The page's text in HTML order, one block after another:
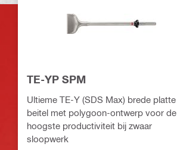
TE-YP SPM
Ultieme TE-Y (SDS Max) brede platte
beitel met polygoon-ontwerp voor de
hoogste productiviteit bij zwaar
sloopwerk